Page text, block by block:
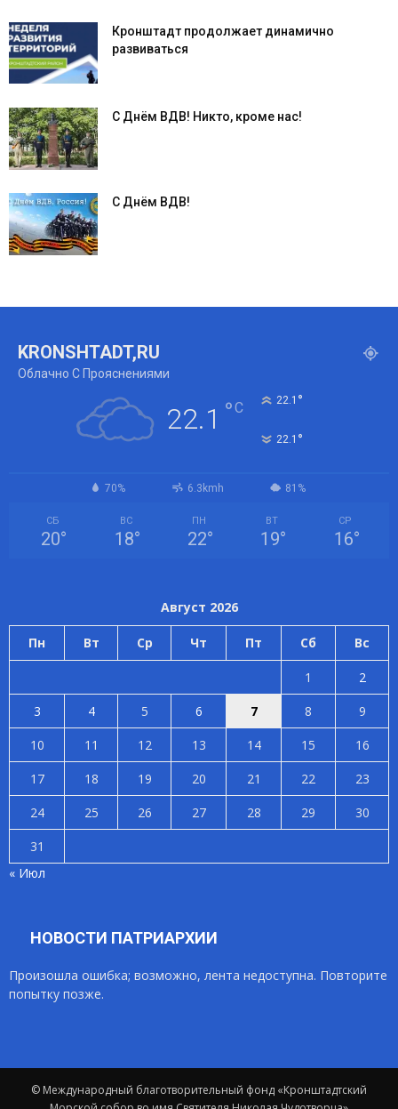
Кронштадт продолжает динамично
развиваться
С Днём ВДВ! Никто, кроме нас!
С Днём ВДВ!
KRONSHTADT,RU
Облачно С Прояснениями
22.1 °C 22.1 °
22.1 °
70% 6.3kmh 81%
СБ
20°
ВС
18°
ПН
22°
ВТ
19°
СР
16°
Август 2026
Пн Вт Ср Чт Пт Сб Вс
1
2
3
4 5 6 7 8
9
10
11 12 13 14 15
16
17
18 19 20 21 22
23
24
25 26 27 28 29
30
31
« Июл
НОВОСТИ ПАТРИАРХИИ
Произошла ошибка; возможно, лента недоступна. Повторите
попытку позже.
© Международный благотворительный фонд «Кронштадтский